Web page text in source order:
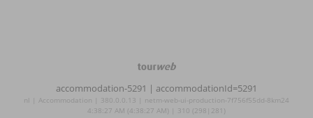
TourWeb
NetMatch
accommodation-5291 | accommodationId=5291
nl | Accommodation | 380.0.0.13 | netm-web-ui-production-7f756f55dd-8km24
4:38:27 AM (4:38:27 AM) | 310 (298|281)